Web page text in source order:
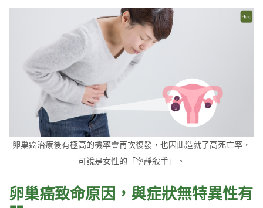
卵巢癌治療後有極高的機率會再次復發，也因此造就了高死亡率，
可說是女性的「寧靜殺手」。
卵巢癌致命原因，與症狀無特異性有